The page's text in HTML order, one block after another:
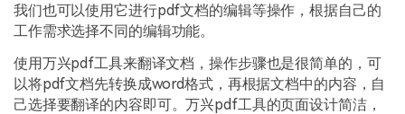
我们也可以使用它进行pdf文档的编辑等操作，根据自己的
工作需求选择不同的编辑功能。
使用万兴pdf工具来翻译文档，操作步骤也是很简单的，可
以将pdf文档先转换成word格式，再根据文档中的内容，自
己选择要翻译的内容即可。万兴pdf工具的页面设计简洁，